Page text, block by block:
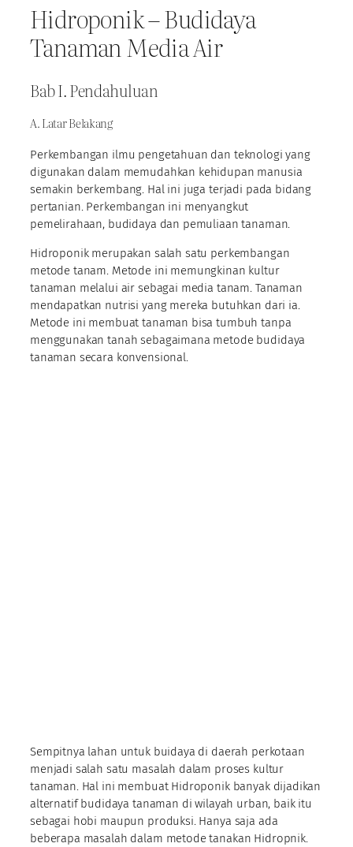
Hidroponik – Budidaya
Tanaman Media Air
Bab I. Pendahuluan
A. Latar Belakang
Perkembangan ilmu pengetahuan dan teknologi yang
digunakan dalam memudahkan kehidupan manusia
semakin berkembang. Hal ini juga terjadi pada bidang
pertanian. Perkembangan ini menyangkut
pemelirahaan, budidaya dan pemuliaan tanaman.
Hidroponik merupakan salah satu perkembangan
metode tanam. Metode ini memungkinan kultur
tanaman melalui air sebagai media tanam. Tanaman
mendapatkan nutrisi yang mereka butuhkan dari ia.
Metode ini membuat tanaman bisa tumbuh tanpa
menggunakan tanah sebagaimana metode budidaya
tanaman secara konvensional.
Sempitnya lahan untuk buidaya di daerah perkotaan
menjadi salah satu masalah dalam proses kultur
tanaman. Hal ini membuat Hidroponik banyak dijadikan
alternatif budidaya tanaman di wilayah urban, baik itu
sebagai hobi maupun produksi. Hanya saja ada
beberapa masalah dalam metode tanakan Hidropnik.